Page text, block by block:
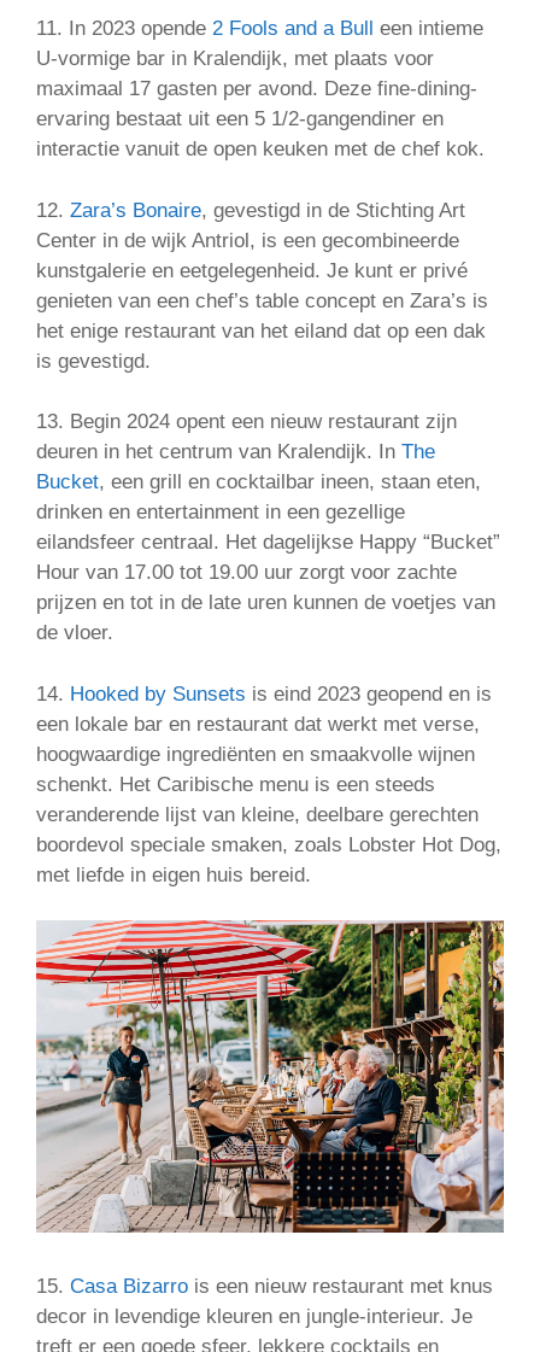
11. In 2023 opende 2 Fools and a Bull een intieme
U-vormige bar in Kralendijk, met plaats voor
maximaal 17 gasten per avond. Deze fine-dining-
ervaring bestaat uit een 5 1/2-gangendiner en
interactie vanuit de open keuken met de chef kok.
12. Zara’s Bonaire, gevestigd in de Stichting Art
Center in de wijk Antriol, is een gecombineerde
kunstgalerie en eetgelegenheid. Je kunt er privé
genieten van een chef’s table concept en Zara’s is
het enige restaurant van het eiland dat op een dak
is gevestigd.
13. Begin 2024 opent een nieuw restaurant zijn
deuren in het centrum van Kralendijk. In The
Bucket, een grill en cocktailbar ineen, staan eten,
drinken en entertainment in een gezellige
eilandsfeer centraal. Het dagelijkse Happy “Bucket”
Hour van 17.00 tot 19.00 uur zorgt voor zachte
prijzen en tot in de late uren kunnen de voetjes van
de vloer.
14. Hooked by Sunsets is eind 2023 geopend en is
een lokale bar en restaurant dat werkt met verse,
hoogwaardige ingrediënten en smaakvolle wijnen
schenkt. Het Caribische menu is een steeds
veranderende lijst van kleine, deelbare gerechten
boordevol speciale smaken, zoals Lobster Hot Dog,
met liefde in eigen huis bereid.
15. Casa Bizarro is een nieuw restaurant met knus
decor in levendige kleuren en jungle-interieur. Je
treft er een goede sfeer, lekkere cocktails en